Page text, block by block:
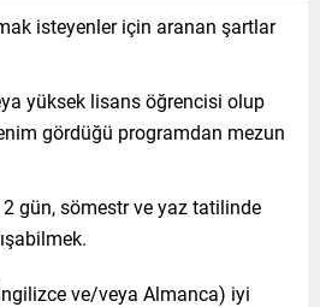
isteyenler için aranan şartlar
yüksek lisans öğrencisi olup
gördüğü programdan mezun
gün, sömestr ve yaz tatilinde
ve/veya Almanca) iyi